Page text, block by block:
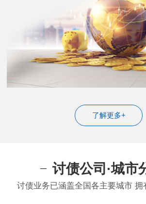
了解更多+
讨债公司·城市
讨债业务已涵盖全国各主要城市 拥